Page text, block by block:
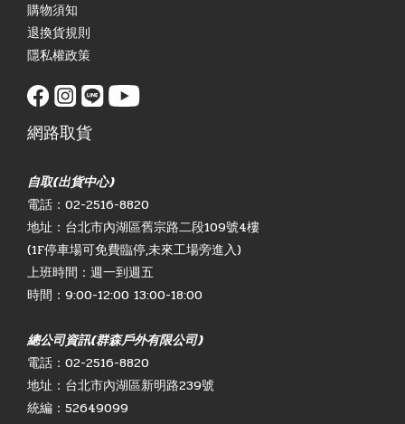
購物須知
退換貨規則
隱私權政策
網路取貨
自取(出貨中心)
電話：02-2516-8820
地址：台北市內湖區舊宗路二段109號4樓
(1F停車場可免費臨停,未來工場旁進入)
上班時間：週一到週五
時間：9:00-12:00 13:00-18:00
總公司資訊(群森戶外有限公司)
電話：02-2516-8820
地址：台北市內湖區新明路239號
統編：52649099